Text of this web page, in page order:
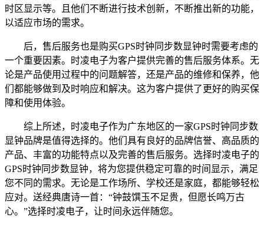
时区显示等。且他们不断进行技术创新，不断推出新的功能，
以适应市场的需求。
后，售后服务也是购买GPS时钟同步数显钟时需要考虑的
一个重要因素。时凌电子为客户提供完善的售后服务体系。无
论是产品使用过程中的问题解答，还是产品的维修和保养，他
们都能够做到及时响应和解决。这为客户提供了更好的购买保
障和使用体验。
综上所述，时凌电子作为广东地区的一家GPS时钟同步数
显钟品牌是值得选择的。他们具有良好的品牌信誉、高品质的
产品、丰富的功能特点以及完善的售后服务。选择时凌电子的
GPS时钟同步数显钟，将为您提供稳定可靠的时间显示，满足
您不同的需求。无论是工作场所、学校还是家庭，都能够轻松
应对。送经典唐诗一首：“钟鼓馔玉不足贵，但愿长鸣万古
心。”选择时凌电子，让时间永远伴随您。